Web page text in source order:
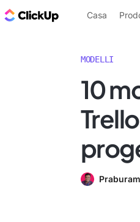
Blog di ClickUp
Casa
MODELLI
10
Praburam